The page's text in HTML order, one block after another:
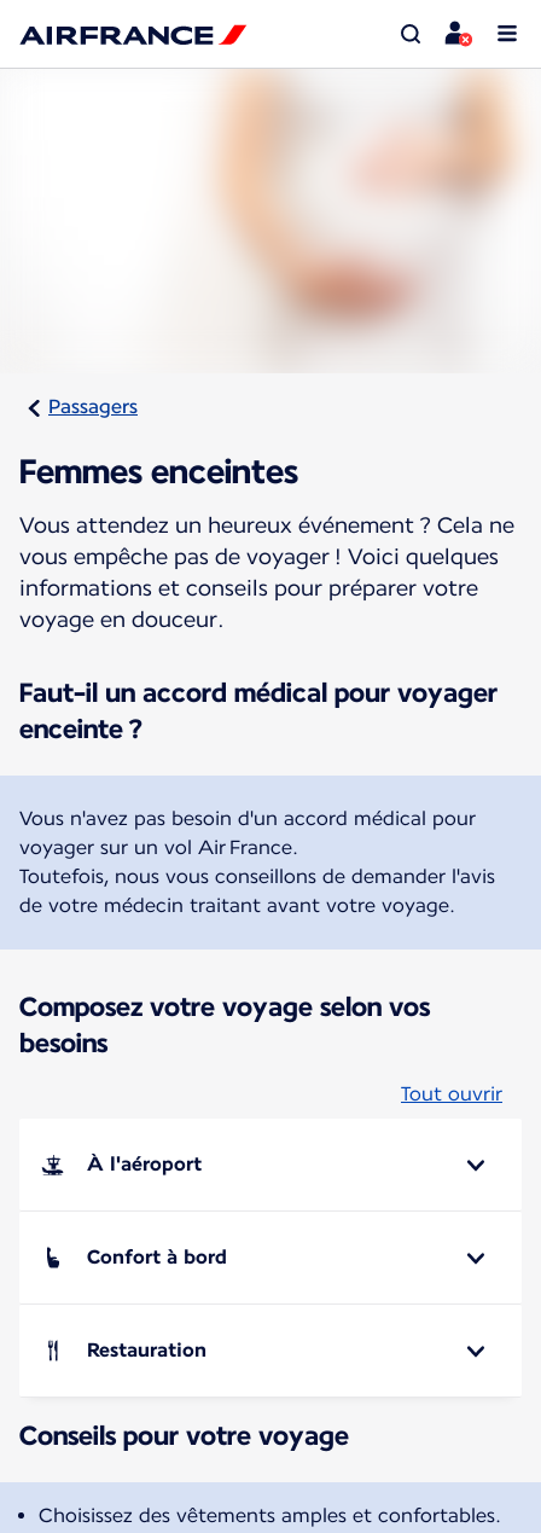
Passagers
Femmes enceintes
Vous attendez un heureux événement ? Cela ne
vous empêche pas de voyager ! Voici quelques
informations et conseils pour préparer votre
voyage en douceur.
Faut-il un accord médical pour voyager
enceinte ?
Vous n'avez pas besoin d'un accord médical pour
voyager sur un vol Air France.
Toutefois, nous vous conseillons de demander l'avis
de votre médecin traitant avant votre voyage.
Composez votre voyage selon vos
besoins
Tout ouvrir
À l'aéroport
Confort à bord
Restauration
Conseils pour votre voyage
Choisissez des vêtements amples et confortables.